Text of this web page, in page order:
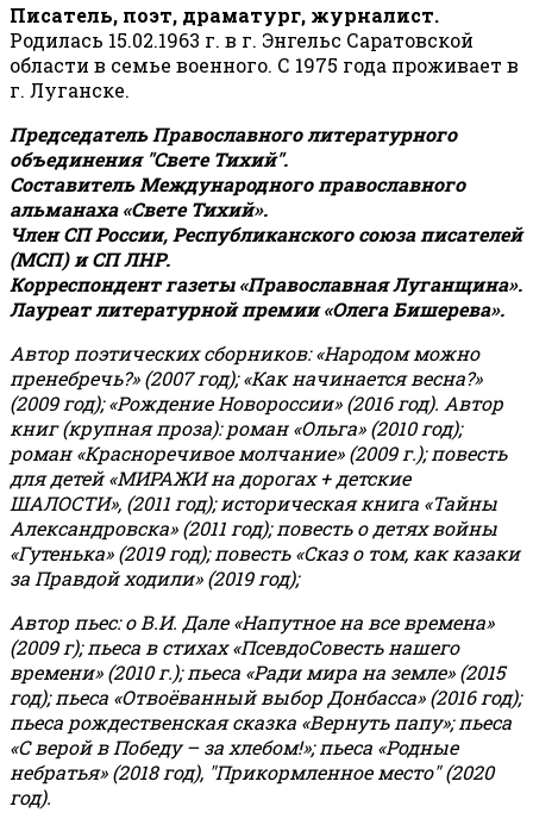
Писатель, поэт, драматург, журналист.
Родилась 15.02.1963 г. в г. Энгельс Саратовской
области в семье военного. С 1975 года проживает в
г. Луганске.
Председатель Православного литературного
объединения "Свете Тихий".
Составитель Международного православного
альманаха «Свете Тихий».
Член СП России, Республиканского союза писателей
(МСП) и СП ЛНР.
Корреспондент газеты «Православная Луганщина».
Лауреат литературной премии «Олега Бишерева».
Автор поэтических сборников: «Народом можно
пренебречь?» (2007 год); «Как начинается весна?»
(2009 год); «Рождение Новороссии» (2016 год). Автор
книг (крупная проза): роман «Ольга» (2010 год);
роман «Красноречивое молчание» (2009 г.); повесть
для детей «МИРАЖИ на дорогах + детские
ШАЛОСТИ», (2011 год); историческая книга «Тайны
Александровска» (2011 год); повесть о детях войны
«Гутенька» (2019 год); повесть «Сказ о том, как казаки
за Правдой ходили» (2019 год);
Автор пьес: о В.И. Дале «Напутное на все времена»
(2009 г); пьеса в стихах «ПсевдоСовесть нашего
времени» (2010 г.); пьеса «Ради мира на земле» (2015
год); пьеса «Отвоёванный выбор Донбасса» (2016 год);
пьеса рождественская сказка «Вернуть папу»; пьеса
«С верой в Победу – за хлебом!»;пьеса «Родные
небратья» (2018 год), "Прикормленное место" (2020
год).